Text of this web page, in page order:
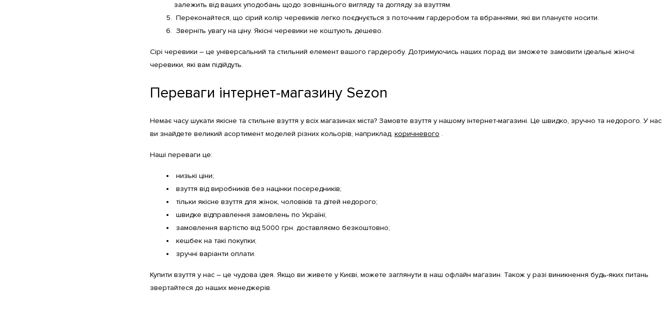
залежить від ваших уподобань щодо зовнішнього вигляду та догляду за взуттям.
Переконайтеся, що сірий колір черевиків легко поєднується з поточним гардеробом та вбраннями, які ви плануєте носити.
Зверніть увагу на ціну. Якісні черевики не коштують дешево.
Сірі черевики – це універсальний та стильний елемент вашого гардеробу. Дотримуючись наших порад, ви зможете замовити ідеальні жіночі
черевики, які вам підійдуть.
Переваги інтернет-магазину Sezon
Немає часу шукати якісне та стильне взуття у всіх магазинах міста? Замовте взуття у нашому інтернет-магазині. Це швидко, зручно та недорого. У нас
ви знайдете великий асортимент моделей різних кольорів, наприклад, коричневого .
Наші переваги це:
низькі ціни;
взуття від виробників без націнки посередників;
тільки якісне взуття для жінок, чоловіків та дітей недорого;
швидке відправлення замовлень по Україні;
замовлення вартістю від 5000 грн. доставляємо безкоштовно;
кешбек на такі покупки;
зручні варіанти оплати.
Купити взуття у нас – це чудова ідея. Якщо ви живете у Києві, можете заглянути в наш офлайн магазин. Також у разі виникнення будь-яких питань
звертайтеся до наших менеджерів.